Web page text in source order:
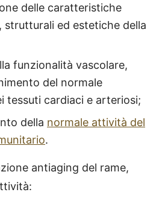
delle caratteristiche
strutturali ed estetiche della
funzionalità vascolare,
del normale
tessuti cardiaci e arteriosi;
della normale attività del
.
antiaging del rame,